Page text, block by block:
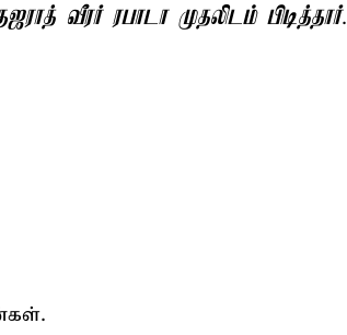
வீரர் ரபாடா முதலிடம் பிடித்தார்.